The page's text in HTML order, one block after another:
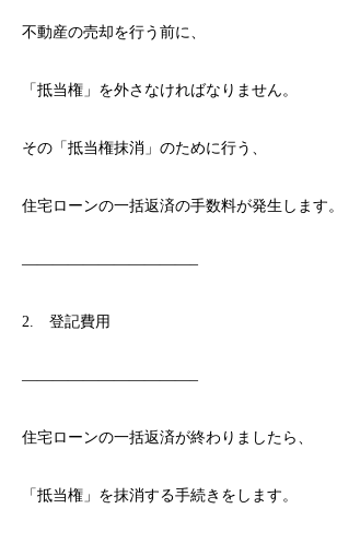
不動産の売却を行う前に、
「抵当権」を外さなければなりません。
その「抵当権抹消」のために行う、
住宅ローンの一括返済の手数料が発生します。
———————————–
2. 登記費用
———————————–
住宅ローンの一括返済が終わりましたら、
「抵当権」を抹消する手続きをします。